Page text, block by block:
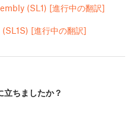
(SL1) [進行中の翻訳]
[進行中の翻訳]
立ちましたか？